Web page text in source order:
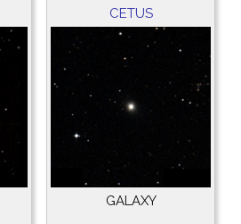
CETUS
GALAXY